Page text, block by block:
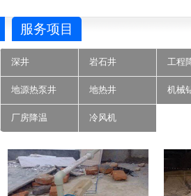
服务项目
深井 岩石井 工程
地源热泵井 地热井 机械
厂房降温 冷风机